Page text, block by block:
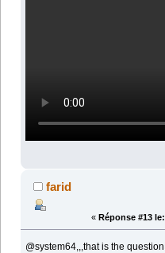
farid
« Réponse #13 le:
@system64,,,that is the question..